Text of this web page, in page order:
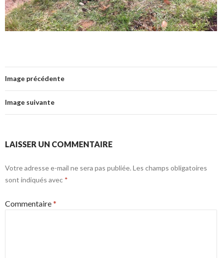
Image précédente
Image suivante
LAISSER UN COMMENTAIRE
Votre adresse e-mail ne sera pas publiée. Les champs obligatoires
sont indiqués avec *
Commentaire*